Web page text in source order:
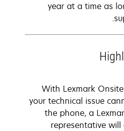
year at a time as
With Lexmark
your technical issue
the phone, a
representative